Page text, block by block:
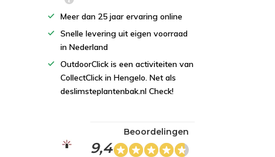
Meer dan 25 jaar ervaring online
Snelle levering uit eigen voorraad
in Nederland
OutdoorClick is een activiteiten van
CollectClick in Hengelo. Net als
deslimsteplantenbak.nl Check!
9,4
Beoordelingen